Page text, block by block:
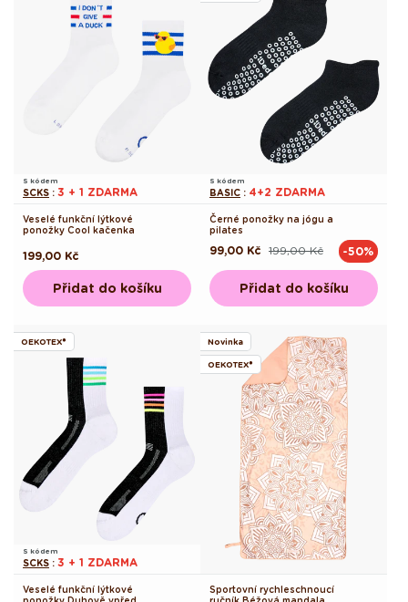
S kódem
SCKS : 3 + 1 ZDARMA
Veselé funkční lýtkové
ponožky Cool kačenka
Běžná
cena
199,00 Kč
Přidat do košíku
S kódem
BASIC : 4+2 ZDARMA
Černé ponožky na jógu a
pilates
Běžná
199,00 Kč
Výprodejová
99,00 Kč -50%
Přidat do košíku
OEKOTEX®
S kódem
SCKS : 3 + 1 ZDARMA
Veselé funkční lýtkové
Novinka
OEKOTEX®
Sportovní rychleschnoucí